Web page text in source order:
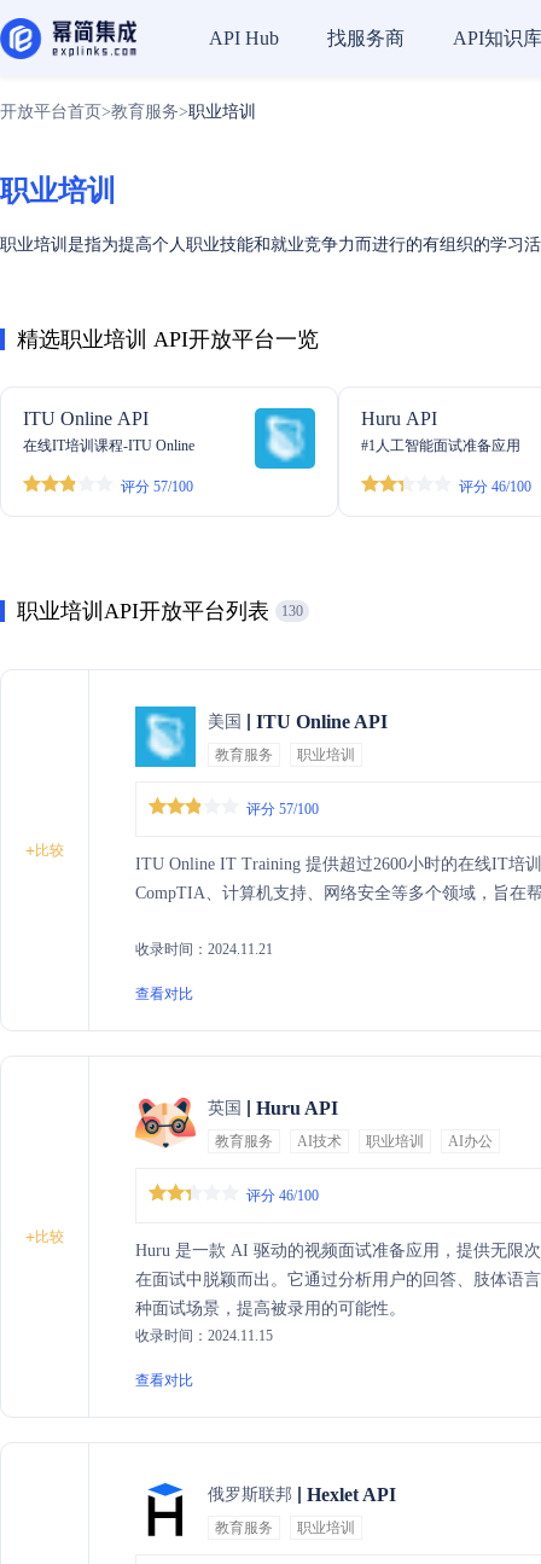
API Hub 找服务商 API知识库
开放平台首页 >教育服务>职业培训
职业培训
职业培训是指为提高个人职业技能和就业竞争力而进行的有组织的学习
精选职业培训 API开放平台一览
ITU Online API
在线IT培训课程-ITU Online
评分 57/100
Huru API
#1人工智能面试准备应用
评分 46/100
职业培训API开放平台列表 130
+比较
美国 ITU Online API
教育服务 职业培训
评分 57/100
ITU Online IT Training 提供超过2600小时的在线IT培
CompTIA、计算机支持、网络安全等多个领域，旨在
收录时间：2024.11.21
查看对比
+比较
英国 Huru API
教育服务 AI技术 职业培训 AI办公
评分 46/100
Huru 是一款 AI 驱动的视频面试准备应用，提供无限
在面试中脱颖而出。它通过分析用户的回答、肢体语
种面试场景，提高被录用的可能性。
收录时间：2024.11.15
查看对比
俄罗斯联邦 Hexlet API
教育服务 职业培训